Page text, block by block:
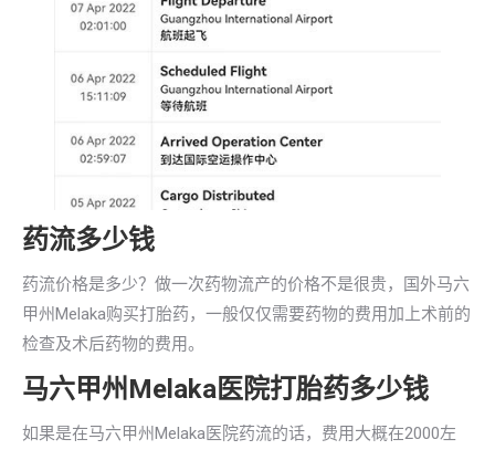
药流多少钱
药流价格是多少？做一次药物流产的价格不是很贵，国外马六
甲州Melaka购买打胎药，一般仅仅需要药物的费用加上术前的
检查及术后药物的费用。
马六甲州Melaka医院打胎药多少钱
如果是在马六甲州Melaka医院药流的话，费用大概在2000左